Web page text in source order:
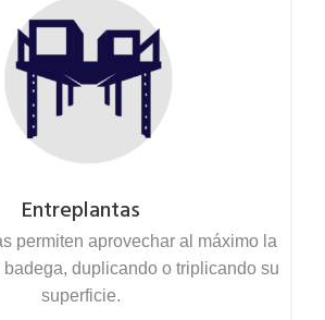
Entreplantas
permiten aprovechar al máximo la
duplicando o triplicando su
superficie.